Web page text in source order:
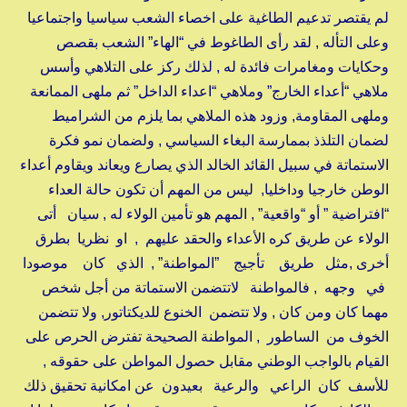
لم يقتصر تدعيم الطاغية على اخصاء الشعب سياسيا واجتماعيا
وعلى التأله , لقد رأى الطاغوط في “الهاء” الشعب بقصص
وحكايات ومغامرات فائدة له , لذلك ركز على التلاهي وأسس
ملاهي “أعداء الخارج” وملاهي “اعداء الداخل” ثم ملهى الممانعة
وملهى المقاومة, وزود هذه الملاهي بما يلزم من الشراميط
لضمان التلذذ بممارسة البغاء السياسي , ولضمان نمو فكرة
الاستماتة في سبيل القائد الخالد الذي يصارع ويعاند ويقاوم أعداء
الوطن خارجيا وداخليا, ليس من المهم أن تكون حالة العداء
“افتراضية ” أو “واقعية” , المهم هو تأمين الولاء له , سيان أتى
الولاء عن طريق كره الأعداء والحقد عليهم , او نظريا بطرق
أخرى ,مثل طريق تأجيج ”المواطنة” , الذي كان موصودا
في وجهه , فالمواطنة لاتتضمن الاستماتة من أجل شخص
مهما كان ومن كان , ولا تتضمن الخنوع للديكتاتور, ولا تتضمن
الخوف من الساطور , المواطنة الصحيحة تفترض الحرص على
القيام بالواجب الوطني مقابل حصول المواطن على حقوقه ,
للأسف كان الراعي والرعية بعيدون عن امكانية تحقيق ذلك